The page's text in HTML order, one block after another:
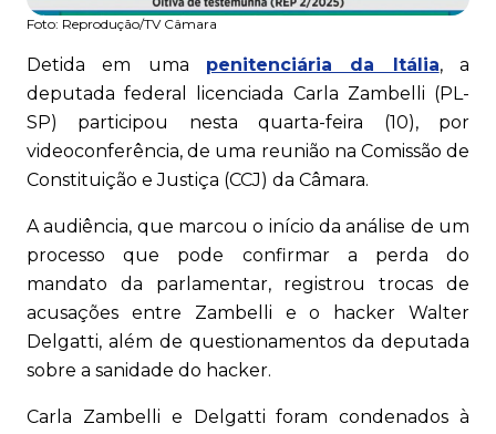
Foto: Reprodução/TV Câmara
Detida em uma penitenciária da Itália, a
deputada federal licenciada Carla Zambelli (PL-
SP) participou nesta quarta-feira (10), por
videoconferência, de uma reunião na Comissão de
Constituição e Justiça (CCJ) da Câmara.
A audiência, que marcou o início da análise de um
processo que pode confirmar a perda do
mandato da parlamentar, registrou trocas de
acusações entre Zambelli e o hacker Walter
Delgatti, além de questionamentos da deputada
sobre a sanidade do hacker.
Carla Zambelli e Delgatti foram condenados à